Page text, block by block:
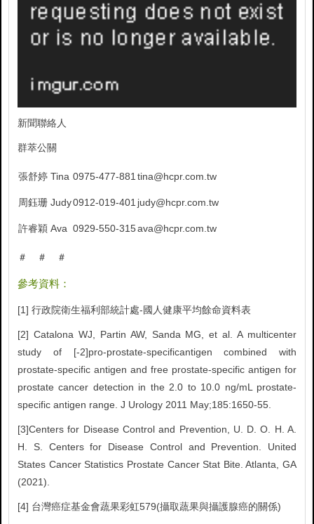
新聞聯絡人
群萃公關
張舒婷 Tina 0975-477-881 tina@hcpr.com.tw
周鈺珊 Judy0912-019-401 judy@hcpr.com.tw
許睿穎 Ava 0929-550-315ava@hcpr.com.tw
＃ ＃ ＃
參考資料：
[1] 行政院衛生福利部統計處-國人健康平均餘命資料表
[2] Catalona WJ, Partin AW, Sanda MG, et al. A multicenter
study of [-2]pro-prostate-specificantigen combined with
prostate-specific antigen and free prostate-specific antigen for
prostate cancer detection in the 2.0 to 10.0 ng/mL prostate-
specific antigen range. J Urology 2011 May;185:1650-55.
[3]Centers for Disease Control and Prevention, U. D. O. H. A.
H. S. Centers for Disease Control and Prevention. United
States Cancer Statistics Prostate Cancer Stat Bite. Atlanta, GA
(2021).
[4] 台灣癌症基金會蔬果彩虹579(攝取蔬果與攝護腺癌的關係)